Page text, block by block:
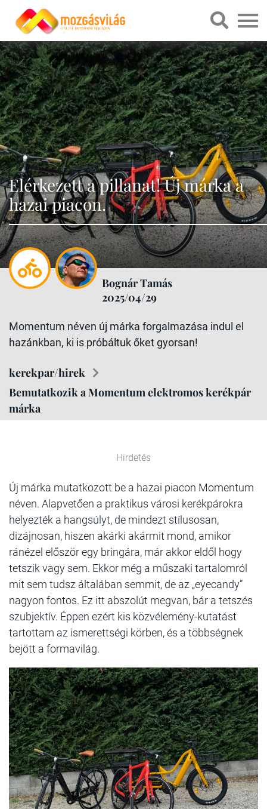
Elérkezett a pillanat! Új márka a
hazai piacon.
Bognár Tamás
2025/04/29
Momentum néven új márka forgalmazása indul el
hazánkban, ki is próbáltuk őket gyorsan!
kerekpar/hirek
Bemutatkozik a Momentum elektromos kerékpár
márka
Hirdetés
Új márka mutatkozott be a hazai piacon Momentum
néven. Alapvetően a praktikus városi kerékpárokra
helyezték a hangsúlyt, de mindezt stílusosan,
dizájnosan, hiszen akárki akármit mond, amikor
ránézel először egy bringára, már akkor eldől hogy
tetszik vagy sem. Ekkor még a műszaki tartalomról
mit sem tudsz általában semmit, de az „eyecandy”
nagyon fontos. Ez itt abszolút megvan, bár a tetszés
szubjektív. Éppen ezért kis közvélemény-kutatást
tartottam az ismerettségi körben, és a többségnek
bejött a formavilág.